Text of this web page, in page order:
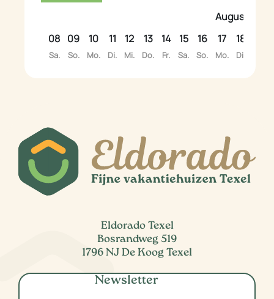
August
08
Sa.
09
So.
10
Mo.
11
Di.
12
Mi.
13
Do.
14
Fr.
15
Sa.
16
So.
17
Mo.
18
Di.
Eldorado Texel
Bosrandweg 519
1796 NJ De Koog Texel
Newsletter